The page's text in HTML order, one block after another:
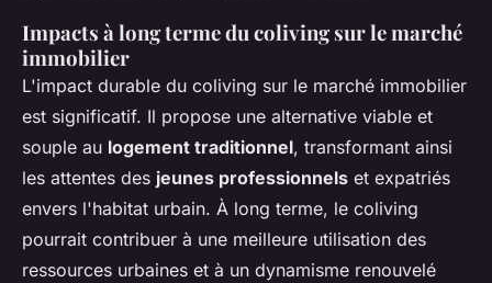
Impacts à long terme du coliving sur le marché
immobilier
L'impact durable du coliving sur le marché immobilier
est significatif. Il propose une alternative viable et
souple au logement traditionnel, transformant ainsi
les attentes des jeunes professionnels et expatriés
envers l'habitat urbain. À long terme, le coliving
pourrait contribuer à une meilleure utilisation des
ressources urbaines et à un dynamisme renouvelé